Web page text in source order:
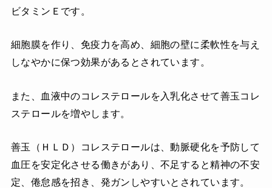
ビタミンＥです。
細胞膜を作り、免疫力を高め、細胞の壁に柔軟性を与え
しなやかに保つ効果があるとされています。
また、血液中のコレステロールを入乳化させて善玉コレ
ステロールを増やします。
善玉（ＨＬＤ）コレステロールは、動脈硬化を予防して
血圧を安定化させる働きがあり、不足すると精神の不安
定、倦怠感を招き、発ガンしやすいとされています。